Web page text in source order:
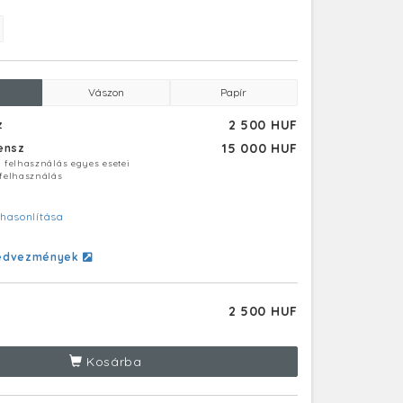
Vászon Papír
2 500 HUF
15 000 HUF
felhasználás egyes esetei
2 500 HUF
Kosárba